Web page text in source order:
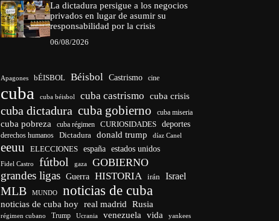
La dictadura persigue a los negocios
privados en lugar de asumir su
responsabilidad por la crisis
06/08/2026
Apagones bÉISBOL Béisbol Castrismo cine
cuba cuba béisbol cuba castrismo cuba crisis
cuba dictadura cuba gobierno cuba miseria
cuba pobreza cuba régimen CURIOSIDADES deportes
derechos humanos Dictadura donald trump díaz Canel
eeuu ELECCIONES españa estados unidos
Fidel Castro fútbol gaza GOBIERNO
grandes ligas Guerra HISTORIA irán Israel
MLB MUNDO noticias de cuba
noticias de cuba hoy real madrid Rusia
régimen cubano Trump Ucrania venezuela vida yankees